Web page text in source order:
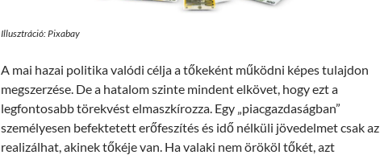
Illusztráció: Pixabay
A mai hazai politika valódi célja a tőkeként működni képes tulajdon
megszerzése. De a hatalom szinte mindent elkövet, hogy ezt a
legfontosabb törekvést elmaszkírozza. Egy „piacgazdaságban”
személyesen befektetett erőfeszítés és idő nélküli jövedelmet csak az
realizálhat, akinek tőkéje van. Ha valaki nem örököl tőkét, azt